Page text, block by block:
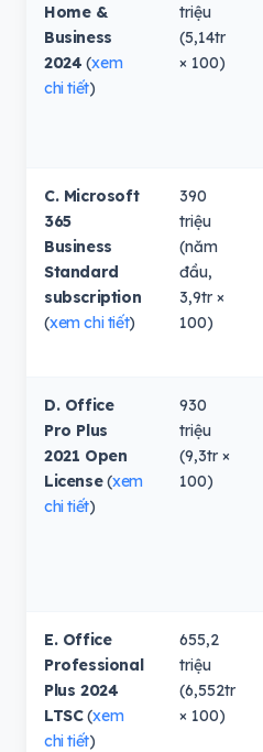
Home &
Business
2024 (xem
chi tiết)
triệu
(5,14tr
× 100)
C. Microsoft
365
Business
Standard
subscription
(xem chi tiết)
390
triệu
(năm
đầu,
3,9tr ×
100)
D. Office
Pro Plus
2021 Open
License(xem
chi tiết)
930
triệu
(9,3tr ×
100)
E. Office
Professional
Plus 2024
LTSC(xem
chi tiết)
655,2
triệu
(6,552tr
× 100)